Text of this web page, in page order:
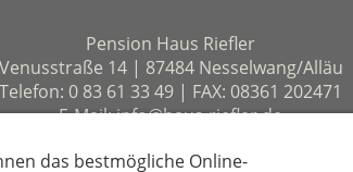
Pension Haus Riefler
Venusstraße 14 | 87484 Nesselwang/Alläu
Telefon: 0 83 61 33 49 | FAX: 08361 202471
E-Mail: info@haus-riefler.de
das bestmögliche Online-